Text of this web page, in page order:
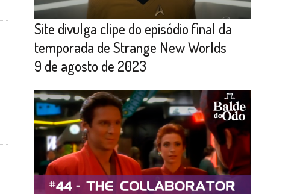
Site divulga clipe do episódio final da
temporada de Strange New Worlds
9 de agosto de 2023